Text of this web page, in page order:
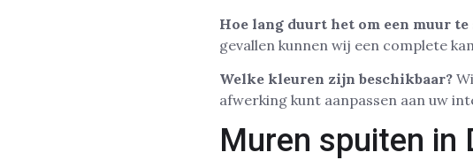
Hoe lang duurt het om een muur te
gevallen kunnen wij een complete
Welke kleuren zijn beschikbaar?
afwerking kunt aanpassen aan uw
Muren spuiten in